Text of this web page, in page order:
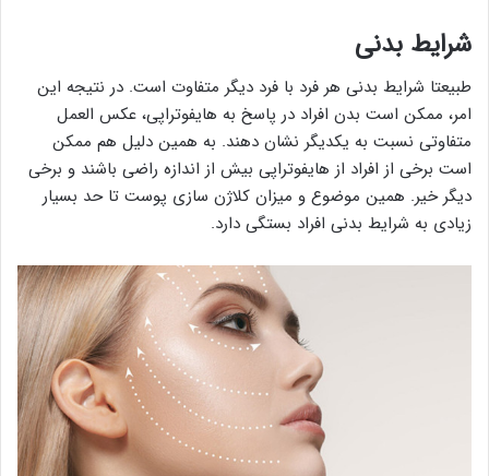
شرایط بدنی
طبیعتا شرایط بدنی هر فرد با فرد دیگر متفاوت است. در نتیجه این
امر، ممکن است بدن افراد در پاسخ به هایفوتراپی، عکس العمل
متفاوتی نسبت به یکدیگر نشان دهند. به همین دلیل هم ممکن
است برخی از افراد از هایفوتراپی بیش از اندازه راضی باشند و برخی
دیگر خیر. همین موضوع و میزان کلاژن سازی پوست تا حد بسیار
زیادی به شرایط بدنی افراد بستگی دارد.